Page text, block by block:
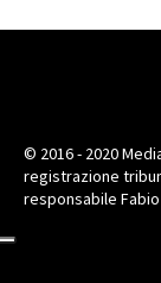
© 2016 - 2020
registrazione
responsabile